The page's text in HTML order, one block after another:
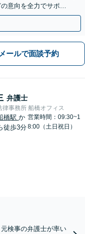
意向を全力でサポー
メールで面談予約
弁護士
律事務所 船橋オフィス
橋駅か
徒歩3分
営業時間：09:30~1
8:00（土日祝日）
検事の弁護士が率い